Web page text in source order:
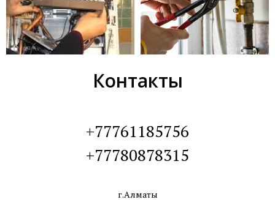
Контакты
+77761185756
+77780878315
г.Алматы